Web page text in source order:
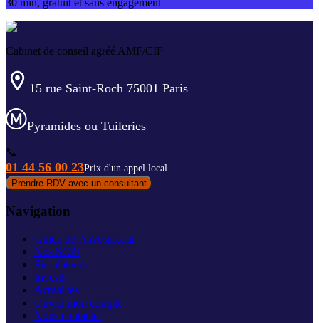
Cabinet de conseil agréé AMF/CIF
15 rue Saint-Roch 75001 Paris
Pyramides ou Tuileries
📞
01 44 56 00 23Prix d'un appel local
Prendre RDV avec un consultant
Navigation
Guide de l'investisseur
Nos SCPI
Simulateurs
Investir
Actualités
Ouvrir mon compte
Nous contacter